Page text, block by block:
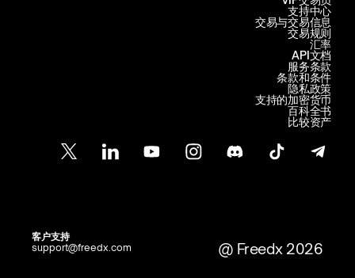
支持中心
交易与交易信息
交易规则
汇率
API文档
服务条款
条款和条件
隐私政策
支持的加密货币
百科全书
比较资产
客户支持
support@freedx.com @ Freedx 2026